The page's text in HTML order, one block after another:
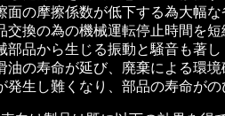
面の摩擦係数が低下する為大幅
交換の為の機械運転停止時間を
部品から生じる振動と騒音も著
油の寿命が延び、廃棄による環
発生し難くなり、部品の寿命がの